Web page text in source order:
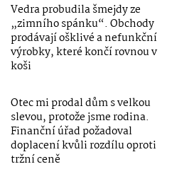
Vedra probudila šmejdy ze
„zimního spánku“. Obchody
prodávají ošklivé a nefunkční
výrobky, které končí rovnou v
koši
Otec mi prodal dům s velkou
slevou, protože jsme rodina.
Finanční úřad požadoval
doplacení kvůli rozdílu oproti
tržní ceně